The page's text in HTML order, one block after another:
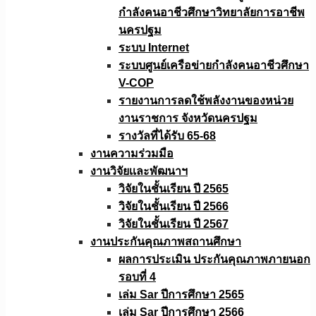
กำลังคนอาชีวศึกษาวิทยาลัยการอาชีพ
นครปฐม
ระบบ Internet
ระบบศูนย์เครือข่ายกำลังคนอาชีวศึกษา
V-COP
รายงานการลดใช้พลังงานของหน่วย
งานราชการ จังหวัดนครปฐม
รางวัลที่ได้รับ 65-68
งานความร่วมมือ
งานวิจัยเเละพัฒนาฯ
วิจัยในชั้นเรียน ปี 2565
วิจัยในชั้นเรียน ปี 2566
วิจัยในชั้นเรียน ปี 2567
งานประกันคุณภาพสถานศึกษา
ผลการประเมิน ประกันคุณภาพภายนอก
รอบที่ 4
เล่ม Sar ปีการศึกษา 2565
เล่ม Sar ปีการศึกษา 2566